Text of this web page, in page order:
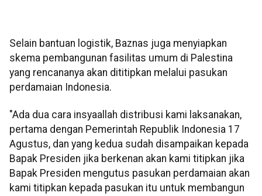
Selain bantuan logistik, Baznas juga menyiapkan
skema pembangunan fasilitas umum di Palestina
yang rencananya akan dititipkan melalui pasukan
perdamaian Indonesia.
"Ada dua cara insyaallah distribusi kami laksanakan,
pertama dengan Pemerintah Republik Indonesia 17
Agustus, dan yang kedua sudah disampaikan kepada
Bapak Presiden jika berkenan akan kami titipkan jika
Bapak Presiden mengutus pasukan perdamaian akan
kami titipkan kepada pasukan itu untuk membangun